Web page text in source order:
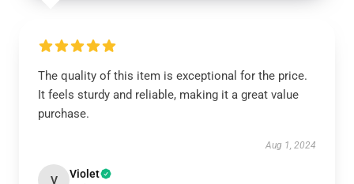
The quality of this item is exceptional for the price.
It feels sturdy and reliable, making it a great value
purchase.
Aug 1, 2024
V Violet